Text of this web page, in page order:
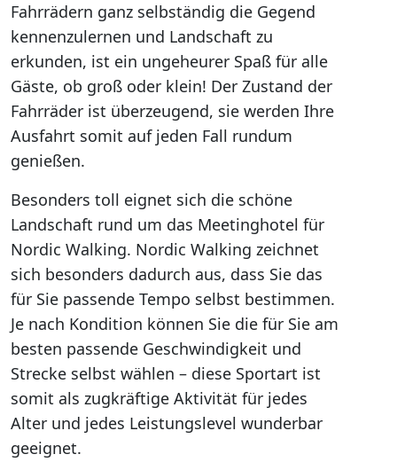
Fahrrädern ganz selbständig die Gegend
kennenzulernen und Landschaft zu
erkunden, ist ein ungeheurer Spaß für alle
Gäste, ob groß oder klein! Der Zustand der
Fahrräder ist überzeugend, sie werden Ihre
Ausfahrt somit auf jeden Fall rundum
genießen.
Besonders toll eignet sich die schöne
Landschaft rund um das Meetinghotel für
Nordic Walking. Nordic Walking zeichnet
sich besonders dadurch aus, dass Sie das
für Sie passende Tempo selbst bestimmen.
Je nach Kondition können Sie die für Sie am
besten passende Geschwindigkeit und
Strecke selbst wählen – diese Sportart ist
somit als zugkräftige Aktivität für jedes
Alter und jedes Leistungslevel wunderbar
geeignet.